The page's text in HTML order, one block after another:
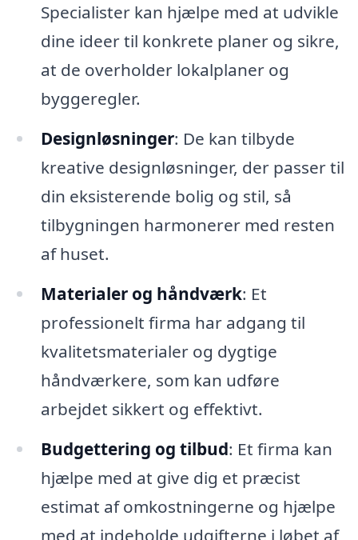
Specialister kan hjælpe med at udvikle
dine ideer til konkrete planer og sikre,
at de overholder lokalplaner og
byggeregler.
Designløsninger: De kan tilbyde
kreative designløsninger, der passer til
din eksisterende bolig og stil, så
tilbygningen harmonerer med resten
af huset.
Materialer og håndværk: Et
professionelt firma har adgang til
kvalitetsmaterialer og dygtige
håndværkere, som kan udføre
arbejdet sikkert og effektivt.
Budgettering og tilbud: Et firma kan
hjælpe med at give dig et præcist
estimat af omkostningerne og hjælpe
med at indeholde udgifterne i løbet af